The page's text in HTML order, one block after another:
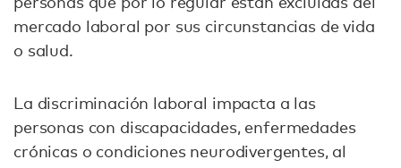
mercado laboral por sus circunstancias de vida
o salud.
La discriminación laboral impacta a las
personas con discapacidades, enfermedades
crónicas o condiciones neurodivergentes, al